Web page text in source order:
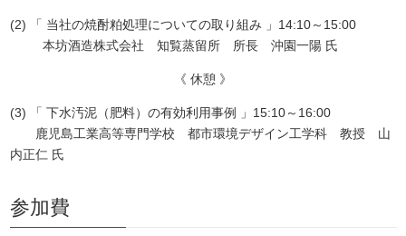
(2) 「 当社の焼酎粕処理についての取り組み 」14:10～15:00
本坊酒造株式会社 知覧蒸留所 所長 沖園一陽 氏
《 休憩 》
(3) 「 下水汚泥（肥料）の有効利用事例 」15:10～16:00
鹿児島工業高等専門学校 都市環境デザイン工学科 教授 山
内正仁 氏
参加費